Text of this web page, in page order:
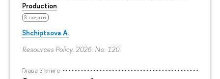
Production
В печати
Shchiptsova A.
Resources Policy. 2026. No. 120.
Глава в книге